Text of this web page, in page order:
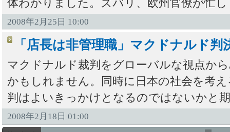
体わかりました。ズバリ、欧州官僚が忙
2008年2月25日 10:00
「店長は非管理職」マクドナルド判
マクドナルド裁判をグローバルな視点か
かもしれません。同時に日本の社会を考
判はよいきっかけとなるのではないかと
2008年2月18日 01:00